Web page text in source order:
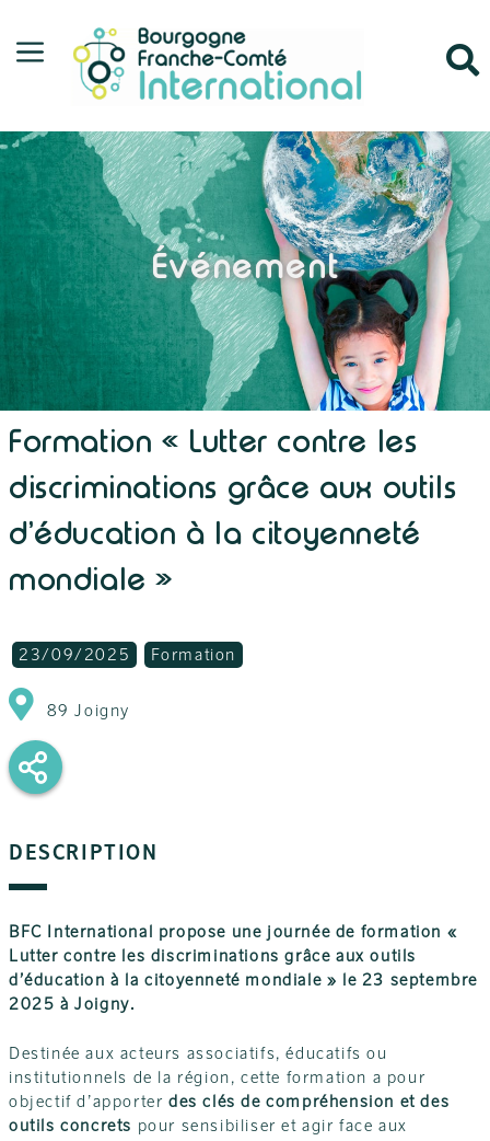
Événement
Formation « Lutter contre les
discriminations grâce aux outils
d’éducation à la citoyenneté
mondiale »
23/09/2025 Formation
89 Joigny
DESCRIPTION
BFC International propose une journée de formation «
Lutter contre les discriminations grâce aux outils
d’éducation à la citoyenneté mondiale » le 23 septembre
2025 à Joigny.
Destinée aux acteurs associatifs, éducatifs ou
institutionnels de la région, cette formation a pour
objectif d’apporter des clés de compréhension et des
outils concrets pour sensibiliser et agir face aux